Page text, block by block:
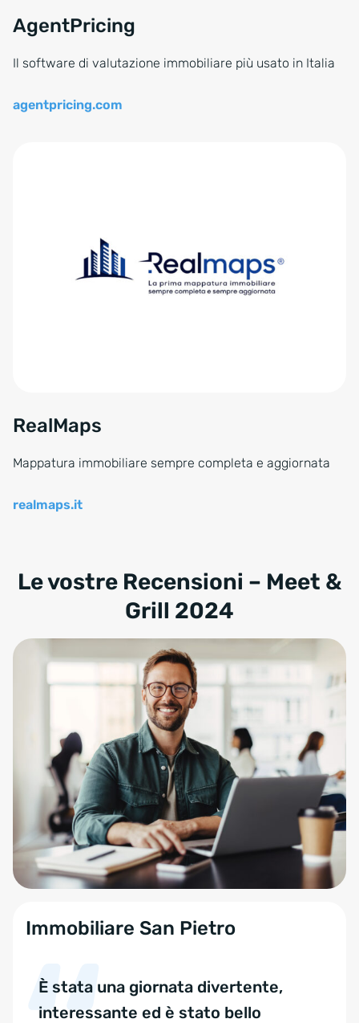
AgentPricing
Il software di valutazione immobiliare più usato in Italia
agentpricing.com
RealMaps
Mappatura immobiliare sempre completa e aggiornata
realmaps.it
Le vostre Recensioni – Meet &
Grill 2024
Immobiliare San Pietro
È stata una giornata divertente,
interessante ed è stato bello